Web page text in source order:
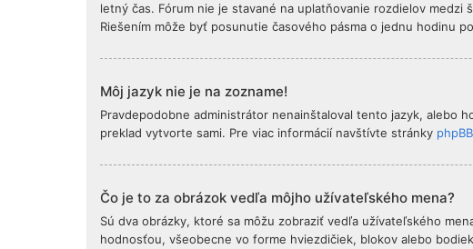
letný čas. Fórum nie je stavané na uplatňovanie rozdielov
Riešením môže byť posunutie časového pásma o jednu hodinu
Môj jazyk nie je na zozname!
Pravdepodobne administrátor nenainštaloval tento jazyk, alebo
preklad vytvorte sami. Pre viac informácií navštívte stránky
Čo je to za obrázok vedľa môjho užívateľského mena?
Sú dva obrázky, ktoré sa môžu zobraziť vedľa užívateľského
hodnosťou, všeobecne vo forme hviezdičiek, blokov alebo